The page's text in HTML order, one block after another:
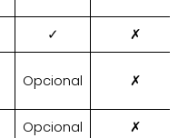
✓
✗
Opcional ✗
Opcional
✗